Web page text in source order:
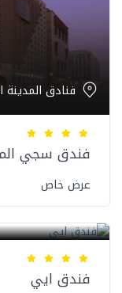
فنادق المدينة
فندق سجي
عرض خاص
فندق ايي